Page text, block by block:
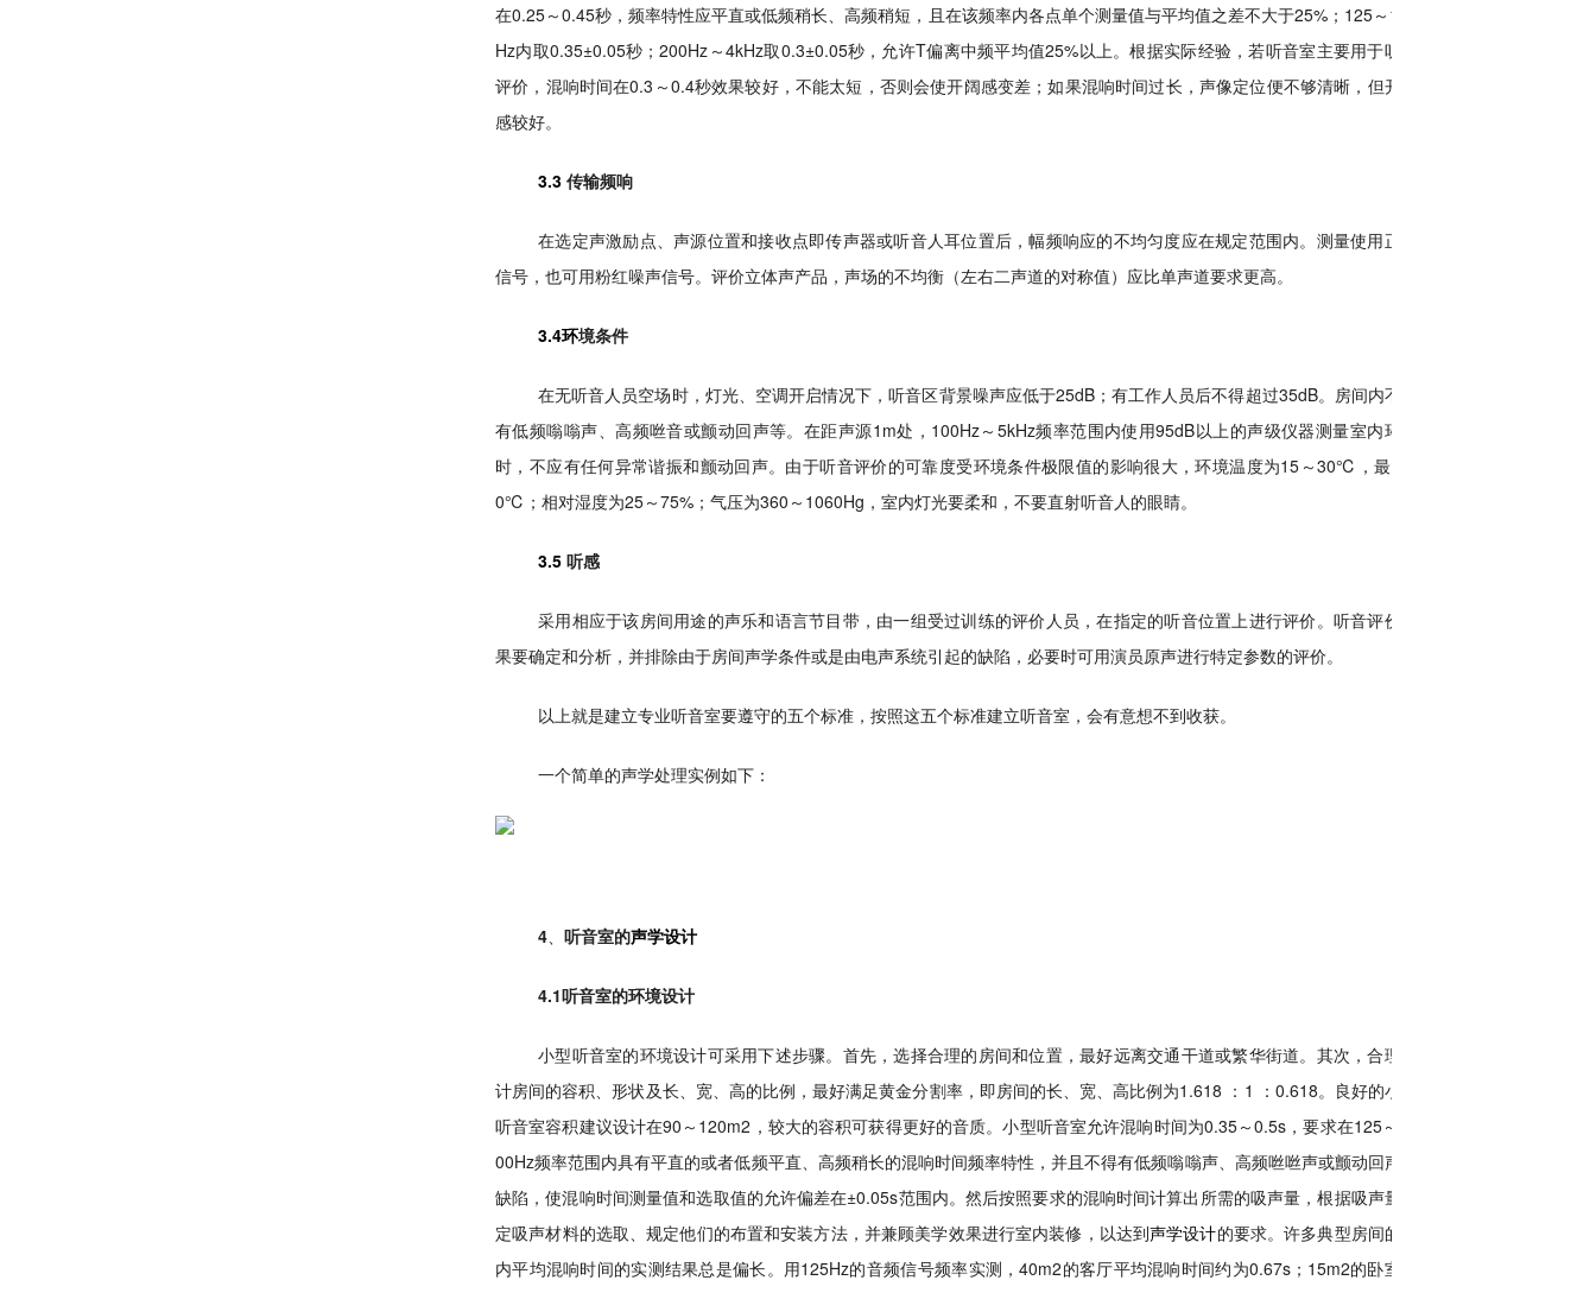
在0.25～0.45秒，频率特性应平直或低频稍长、高频稍短，且在该频率内各点单个测量值与平均值之差不大于25%；125～165
Hz内取0.35±0.05秒；200Hz～4kHz取0.3±0.05秒，允许T偏离中频平均值25%以上。根据实际经验，若听音室主要用于听音
评价，混响时间在0.3～0.4秒效果较好，不能太短，否则会使开阔感变差；如果混响时间过长，声像定位便不够清晰，但开阔
感较好。
3.3 传输频响
在选定声激励点、声源位置和接收点即传声器或听音人耳位置后，幅频响应的不均匀度应在规定范围内。测量使用正弦
信号，也可用粉红噪声信号。评价立体声产品，声场的不均衡（左右二声道的对称值）应比单声道要求更高。
3.4环境条件
在无听音人员空场时，灯光、空调开启情况下，听音区背景噪声应低于25dB；有工作人员后不得超过35dB。房间内不得
有低频嗡嗡声、高频咝音或颤动回声等。在距声源1m处，100Hz～5kHz频率范围内使用95dB以上的声级仪器测量室内环境
时，不应有任何异常谐振和颤动回声。由于听音评价的可靠度受环境条件极限值的影响很大，环境温度为15～30℃，最好2
0℃；相对湿度为25～75%；气压为360～1060Hg，室内灯光要柔和，不要直射听音人的眼睛。
3.5 听感
采用相应于该房间用途的声乐和语言节目带，由一组受过训练的评价人员，在指定的听音位置上进行评价。听音评价结
果要确定和分析，并排除由于房间声学条件或是由电声系统引起的缺陷，必要时可用演员原声进行特定参数的评价。
以上就是建立专业听音室要遵守的五个标准，按照这五个标准建立听音室，会有意想不到收获。
一个简单的声学处理实例如下：
4 听音室的声学设计
4.1听音室的环境设计
小型听音室的环境设计可采用下述步骤。首先，选择合理的房间和位置，最好远离交通干道或繁华街道。其次，合理设
计房间的容积、形状及长、宽、高的比例，最好满足黄金分割率，即房间的长、宽、高比例为1.618 ：1 ：0.618。良好的小型
听音室容积建议设计在90～120m2，较大的容积可获得更好的音质。小型听音室允许混响时间为0.35～0.5s，要求在125～40
00Hz频率范围内具有平直的或者低频平直、高频稍长的混响时间频率特性，并且不得有低频嗡嗡声、高频咝咝声或颤动回声等
缺陷，使混响时间测量值和选取值的允许偏差在±0.05s范围内。然后按照要求的混响时间计算出所需的吸声量，根据吸声量决
定吸声材料的选取、规定他们的布置和安装方法，并兼顾美学效果进行室内装修，以达到声学设计的要求。许多典型房间的室
内平均混响时间的实测结果总是偏长。用125Hz的音频信号频率实测，40m2的客厅平均混响时间约为0.67s；15m2的卧室平